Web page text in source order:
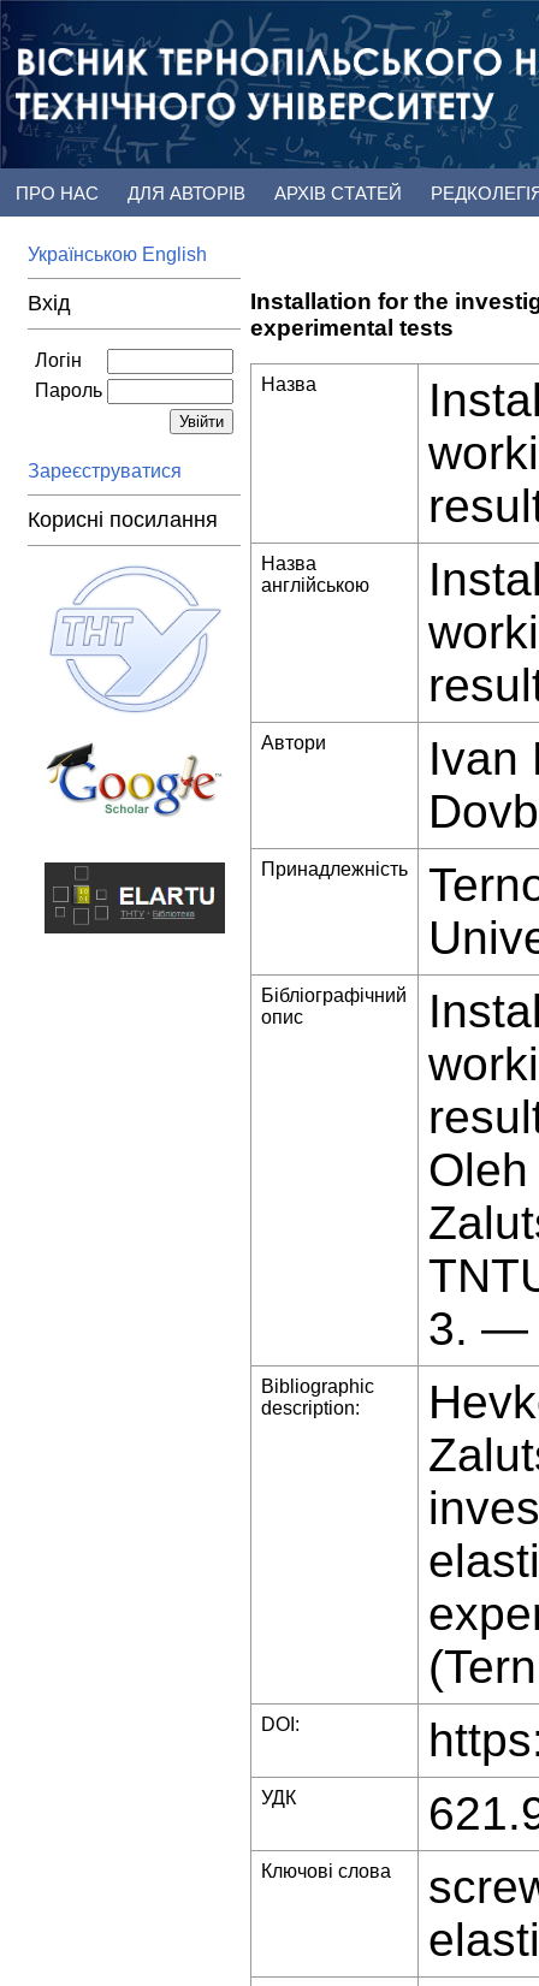
ПРО НАС ДЛЯ АВТОРІВ АРХІВ СТАТЕЙ
Українською English
Вхід
Логін
Пароль
Зареєструватися
Корисні посилання
Installation for the
experimental tests
Назва
Назва
англійською
Автори
Ivan
Принадлежність
Бібліографічний
опис
3. —
Bibliographic
description:
DOI:
УДК
Ключові слова